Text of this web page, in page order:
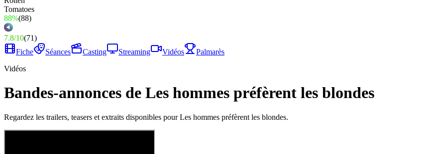
88%(88)
7.8/10(71)
Fiche
Séances Casting Streaming Vidéos
Palmarès
Vidéos
Bandes-annonces de Les hommes préfèrent les blondes
Regardez les trailers, teasers et extraits disponibles pour Les hommes préfèrent les blondes.